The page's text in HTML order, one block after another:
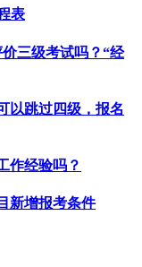
表
三级考试吗？“经
以跳过四级，报名
作经验吗？
新增报考条件